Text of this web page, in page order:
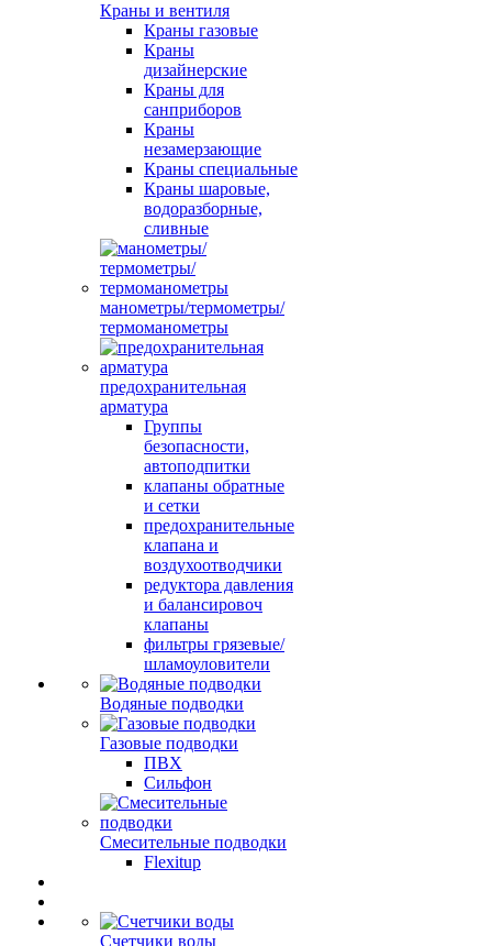
Краны и вентиля
Краны газовые
Краны
дизайнерские
Краны для
санприборов
Краны
незамерзающие
Краны специальные
Краны шаровые,
водоразборные,
сливные
манометры/термометры/
термоманометры
предохранительная
арматура
Группы
безопасности,
автоподпитки
клапаны обратные
и сетки
предохранительные
клапана и
воздухоотводчики
редуктора давления
и балансировоч
клапаны
фильтры грязевые/
шламоуловители
Водяные подводки
Газовые подводки
ПВХ
Сильфон
Смесительные подводки
Flexitup
Счетчики воды